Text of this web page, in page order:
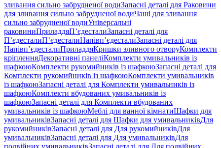
зливання сильно забрудненої водиЗапасні деталі для Раковини
для зливання сильно забрудненої водиЧаші для зливання
сильно забрудненої водиУніверсальні
раковиниПриладдяП’єдесталиЗапасні деталі для
П’єдесталиП’єдесталиНапівп’єдесталиЗапасні деталі для
Напівп’єдесталиПриладдяКришки зливного отворуКомплекти
кріпленняДекоративні панеліКомплекти умивальників із
шафкоюКомплекти рукомийників із шафкоюЗапасні деталі для
Комплекти рукомийників із шафкоюКомплекти умивальників
із шафкоюЗапасні деталі для Комплекти умивальників із
шафкоюКомплекти вбудованих умивальників із
шафкоюЗапасні деталі для Комплекти вбудованих
умивальників із шафкоюМеблі для ванної кімнатиШафки для
умивальниківЗапасні деталі для Шафки для умивальниківДля
рукомийниківЗапасні деталі для Для рукомийниківДля
умивальниківЗапасні деталі для Для умивальниківДля
подвійних умивальниківЗапасні деталі для Для подвійних